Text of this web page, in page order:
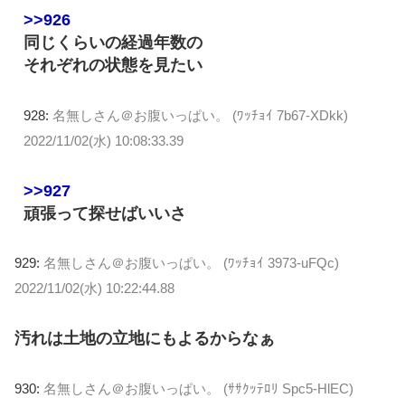
>>926
同じくらいの経過年数の
それぞれの状態を見たい
928: 名無しさん＠お腹いっぱい。 (ﾜｯﾁｮｲ 7b67-XDkk)
2022/11/02(水) 10:08:33.39
>>927
頑張って探せばいいさ
929: 名無しさん＠お腹いっぱい。 (ﾜｯﾁｮｲ 3973-uFQc)
2022/11/02(水) 10:22:44.88
汚れは土地の立地にもよるからなぁ
930: 名無しさん＠お腹いっぱい。 (ｻｻｸｯﾃﾛﾘ Spc5-HlEC)